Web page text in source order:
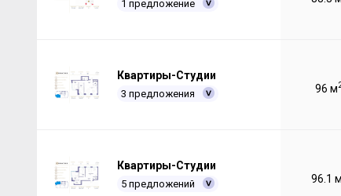
1 предложение
Квартиры-Студии
3 предложения 96 м
Квартиры-Студии
5 предложений 96.1 м